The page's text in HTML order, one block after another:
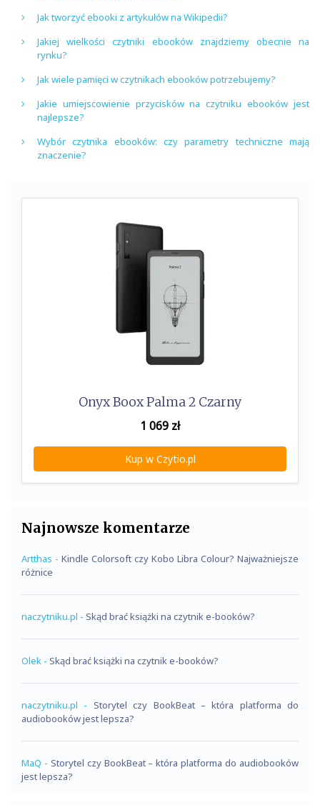
Jak tworzyć ebooki z artykułów na Wikipedii?
Jakiej wielkości czytniki ebooków znajdziemy obecnie na
rynku?
Jak wiele pamięci w czytnikach ebooków potrzebujemy?
Jakie umiejscowienie przycisków na czytniku ebooków jest
najlepsze?
Wybór czytnika ebooków: czy parametry techniczne mają
znaczenie?
Onyx Boox Palma 2 Czarny
1 069 zł
Kup w Czytio.pl
Najnowsze komentarze
Artthas - Kindle Colorsoft czy Kobo Libra Colour? Najważniejsze
różnice
naczytniku.pl - Skąd brać książki na czytnik e-booków?
Olek - Skąd brać książki na czytnik e-booków?
naczytniku.pl - Storytel czy BookBeat – która platforma do
audiobooków jest lepsza?
MaQ - Storytel czy BookBeat – która platforma do audiobooków
jest lepsza?